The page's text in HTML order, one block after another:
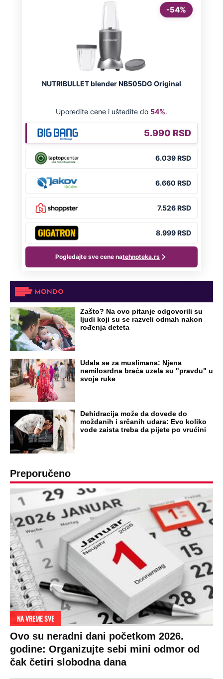
OD NAVODNOG HEROJA DO BRUTALNOG UBICE
GENERAL IVAN STRELJAO SRBE, A
HRVATI GA SLAVILI KAO HEROJA KNINA:
UBIJAO!
DRAMA ZBOG LJUBAVNE PRIČE
Zbog svadbe trudne Srpkinje i Albanca
proradio nacionalizam! Popljuvali ih samo
tako: "Ti si svoje srpsko izdala"
RAJ!
Žene u Srbiji su poludele za njima,
ogledaju se, bacaju pare: Ovde bunde
koštaju 100 evra, a neke i 2.000 dinara!